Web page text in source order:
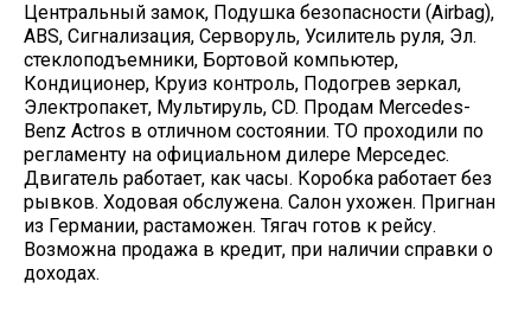
Центральный замок, Подушка безопасности (Airbag),
ABS, Сигнализация, Серворуль, Усилитель руля, Эл.
стеклоподъемники, Бортовой компьютер,
Кондиционер, Круиз контроль, Подогрев зеркал,
Электропакет, Мультируль, CD. Продам Mercedes-
Benz Actros в отличном состоянии. ТО проходили по
регламенту на официальном дилере Мерседес.
Двигатель работает, как часы. Коробка работает без
рывков. Ходовая обслужена. Салон ухожен. Пригнан
из Германии, растаможен. Тягач готов к рейсу.
Возможна продажа в кредит, при наличии справки о
доходах.